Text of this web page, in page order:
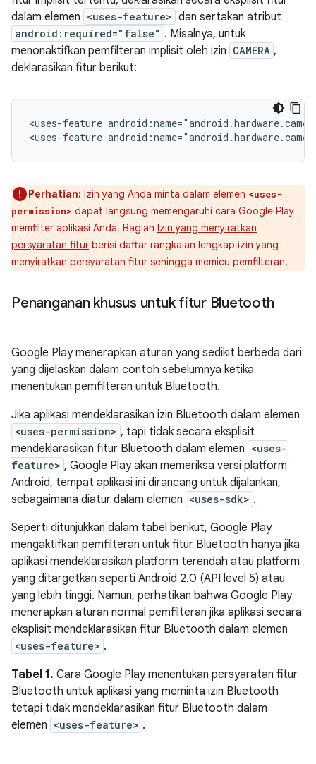
dalam elemen <uses-feature> dan sertakan atribut
android:required="false" . Misalnya, untuk
menonaktifkan pemfilteran implisit oleh izin CAMERA ,
deklarasikan fitur berikut:
<uses-feature
<uses-feature
Perhatian: Izin yang Anda minta dalam elemen <uses-
permission> dapat langsung memengaruhi cara Google Play
memfilter aplikasi Anda. Bagian Izin yang menyiratkan
persyaratan fitur berisi daftar rangkaian lengkap izin yang
menyiratkan persyaratan fitur sehingga memicu pemfilteran.
Penanganan khusus untuk fitur Bluetooth
Google Play menerapkan aturan yang sedikit berbeda dari
yang dijelaskan dalam contoh sebelumnya ketika
menentukan pemfilteran untuk Bluetooth.
Jika aplikasi mendeklarasikan izin Bluetooth dalam elemen
<uses-permission> , tapi tidak secara eksplisit
mendeklarasikan fitur Bluetooth dalam elemen <uses-
feature> , Google Play akan memeriksa versi platform
Android, tempat aplikasi ini dirancang untuk dijalankan,
sebagaimana diatur dalam elemen <uses-sdk> .
Seperti ditunjukkan dalam tabel berikut, Google Play
mengaktifkan pemfilteran untuk fitur Bluetooth hanya jika
aplikasi mendeklarasikan platform terendah atau platform
yang ditargetkan seperti Android 2.0 (API level 5) atau
yang lebih tinggi. Namun, perhatikan bahwa Google Play
menerapkan aturan normal pemfilteran jika aplikasi secara
eksplisit mendeklarasikan fitur Bluetooth dalam elemen
<uses-feature> .
Tabel 1. Cara Google Play menentukan persyaratan fitur
Bluetooth untuk aplikasi yang meminta izin Bluetooth
tetapi tidak mendeklarasikan fitur Bluetooth dalam
elemen <uses-feature> .